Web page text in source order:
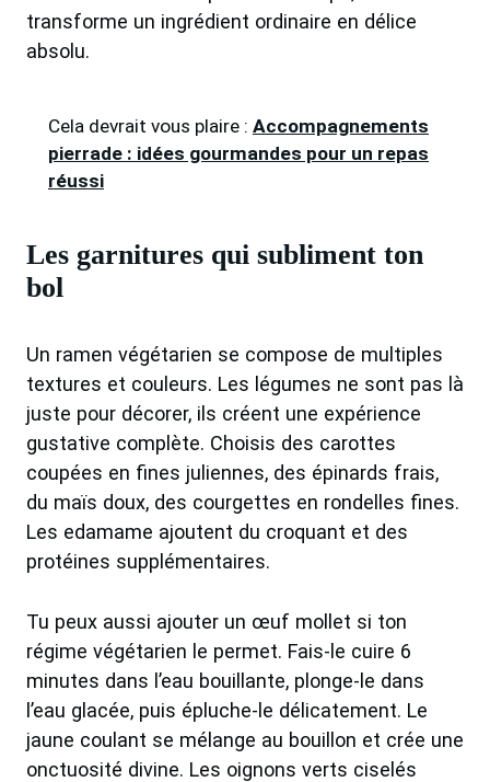
transforme un ingrédient ordinaire en délice
absolu.
Cela devrait vous plaire : Accompagnements
pierrade : idées gourmandes pour un repas
réussi
Les garnitures qui subliment ton
bol
Un ramen végétarien se compose de multiples
textures et couleurs. Les légumes ne sont pas là
juste pour décorer, ils créent une expérience
gustative complète. Choisis des carottes
coupées en fines juliennes, des épinards frais,
du maïs doux, des courgettes en rondelles fines.
Les edamame ajoutent du croquant et des
protéines supplémentaires.
Tu peux aussi ajouter un œuf mollet si ton
régime végétarien le permet. Fais-le cuire 6
minutes dans l’eau bouillante, plonge-le dans
l’eau glacée, puis épluche-le délicatement. Le
jaune coulant se mélange au bouillon et crée une
onctuosité divine. Les oignons verts ciselés